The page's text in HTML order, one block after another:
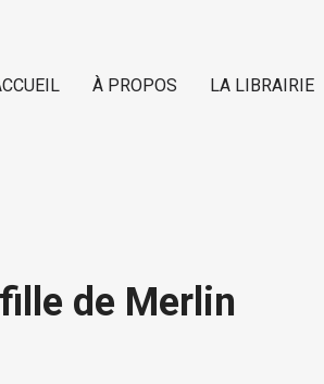
À PROPOS LA LIBRAIRIE
de Merlin